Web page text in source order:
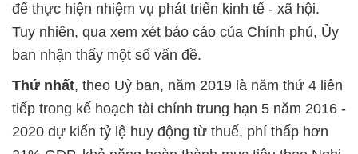
để thực hiện nhiệm vụ phát triển kinh tế - xã hội.
Tuy nhiên, qua xem xét báo cáo của Chính phủ, Ủy
ban nhận thấy một số vấn đề.
Thứ nhất, theo Uỷ ban, năm 2019 là năm thứ 4 liên
tiếp trong kế hoạch tài chính trung hạn 5 năm 2016 -
2020 dự kiến tỷ lệ huy động từ thuế, phí thấp hơn